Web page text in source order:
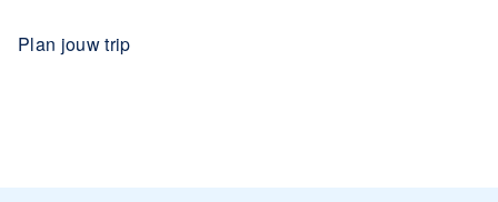
Plan jouw trip